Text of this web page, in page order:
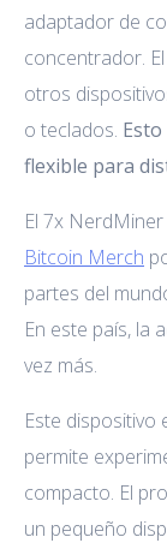
adaptador de
concentrador.
otros
o teclados.
flexible para
El 7x
Bitcoin Merch
partes del
En este país, la
vez más.
Este
permite
compacto. El
un pequeño